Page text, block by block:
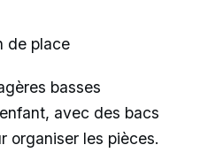
de place
basses
avec des bacs
organiser les pièces.